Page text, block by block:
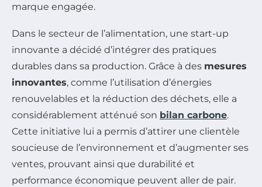
marque engagée.
Dans le secteur de l’alimentation, une start-up
innovante a décidé d’intégrer des pratiques
durables dans sa production. Grâce à des mesures
innovantes, comme l’utilisation d’énergies
renouvelables et la réduction des déchets, elle a
considérablement atténué son bilan carbone.
Cette initiative lui a permis d’attirer une clientèle
soucieuse de l’environnement et d’augmenter ses
ventes, prouvant ainsi que durabilité et
performance économique peuvent aller de pair.